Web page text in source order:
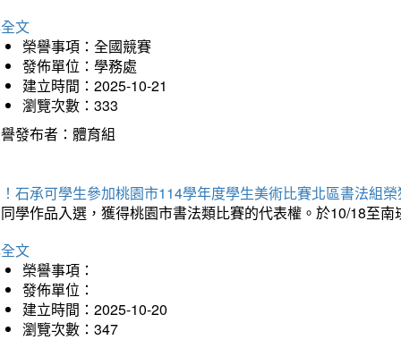
文
榮譽事項：全國競賽
發佈單位：學務處
建立時間：2025-10-21
瀏覽次數：333
發布者：體育組
石承可學生參加桃園市114學年度學生美術比賽北區書法組
學作品入選，獲得桃園市書法類比賽的代表權。於10/18至
文
榮譽事項：
發佈單位：
建立時間：2025-10-20
瀏覽次數：347